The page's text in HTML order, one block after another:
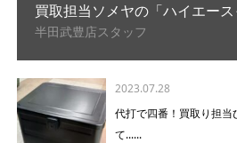
買取担当ソメヤの「ハイエース
半田武豊店スタッフ
2023.07.28
代打で四番！買取り担
て......